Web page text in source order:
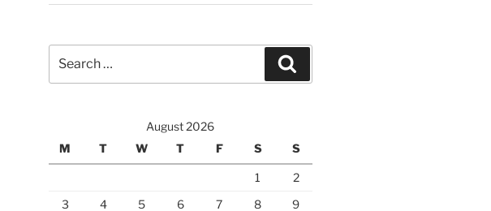
for:
August 2026
M
T W T F S S
1
2
3
4 5 6 7 8
9